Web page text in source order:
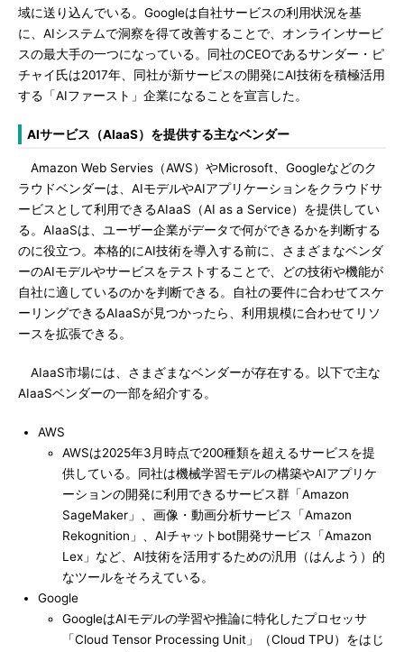
域に送り込んでいる。Googleは自社サービスの利用状況を基
に、AIシステムで洞察を得て改善することで、オンラインサービ
スの最大手の一つになっている。同社のCEOであるサンダー・ピ
チャイ氏は2017年、同社が新サービスの開発にAI技術を積極活用
する「AIファースト」企業になることを宣言した。
AIサービス（AIaaS）を提供する主なベンダー
Amazon Web Servies（AWS）やMicrosoft、Googleなどのク
ラウドベンダーは、AIモデルやAIアプリケーションをクラウドサ
ービスとして利用できるAIaaS（AI as a Service）を提供してい
る。AIaaSは、ユーザー企業がデータで何ができるかを判断する
のに役立つ。本格的にAI技術を導入する前に、さまざまなベンダ
ーのAIモデルやサービスをテストすることで、どの技術や機能が
自社に適しているのかを判断できる。自社の要件に合わせてスケ
ーリングできるAIaaSが見つかったら、利用規模に合わせてリソ
ースを拡張できる。
AIaaS市場には、さまざまなベンダーが存在する。以下で主な
AIaaSベンダーの一部を紹介する。
AWS
AWSは2025年3月時点で200種類を超えるサービスを提
供している。同社は機械学習モデルの構築やAIアプリケ
ーションの開発に利用できるサービス群「Amazon
SageMaker」、画像・動画分析サービス「Amazon
Rekognition」、AIチャットbot開発サービス「Amazon
Lex」など、AI技術を活用するための汎用（はんよう）的
なツールをそろえている。
Google
GoogleはAIモデルの学習や推論に特化したプロセッサ
「Cloud Tensor Processing Unit」（Cloud TPU）をはじ